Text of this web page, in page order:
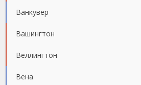
Ванкувер
Вашингтон
Веллингтон
Вена